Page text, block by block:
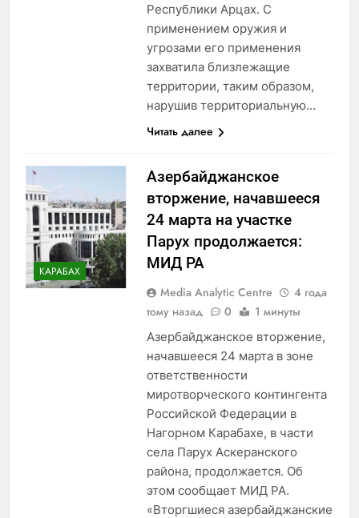
Республики Арцах. С
применением оружия и
угрозами его применения
захватила близлежащие
территории, таким образом,
нарушив территориальную…
Читать далее
КАРАБАХ
Азербайджанское
вторжение, начавшееся
24 марта на участке
Парух продолжается:
МИД РА
Media Analytic Centre
4 года
тому назад
0 1 минуты
Азербайджанское вторжение,
начавшееся 24 марта в зоне
ответственности
миротворческого контингента
Российской Федерации в
Нагорном Карабахе, в части
села Парух Аскеранского
района, продолжается. Об
этом сообщает МИД РА.
«Вторгшиеся азербайджанские